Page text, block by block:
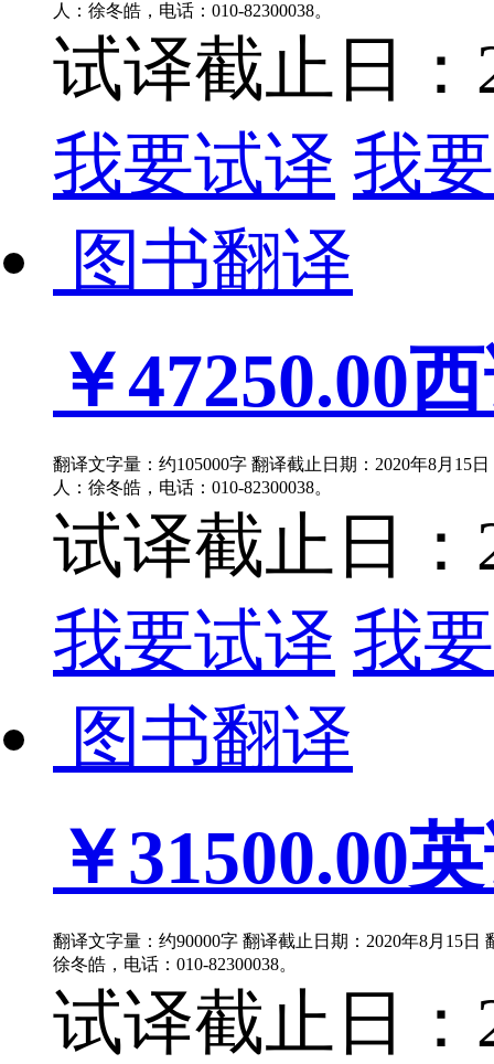
人：徐冬皓，电话：010-82300038。
试译截止日：
我要试译 我
图书翻译
￥47250.00
翻译文字量：约105000字 翻译截止日期：2020年8月15
人：徐冬皓，电话：010-82300038。
试译截止日：
我要试译 我
图书翻译
￥31500.00
翻译文字量：约90000字 翻译截止日期：2020年8月15
徐冬皓，电话：010-82300038。
试译截止日：